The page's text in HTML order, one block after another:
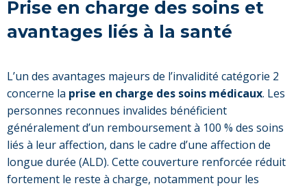
Prise en charge des soins et
avantages liés à la santé
L’un des avantages majeurs de l’invalidité catégorie 2
concerne la prise en charge des soins médicaux. Les
personnes reconnues invalides bénéficient
généralement d’un remboursement à 100 % des soins
liés à leur affection, dans le cadre d’une affection de
longue durée (ALD). Cette couverture renforcée réduit
fortement le reste à charge, notamment pour les